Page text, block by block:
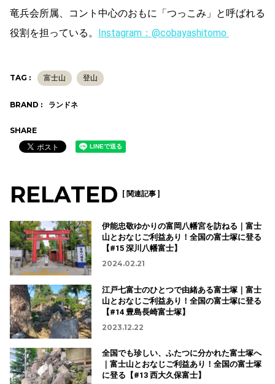
竜兵会所属、コント中心のおもに「つっこみ」と呼ばれる
役割を担っている。 Instagram：@cobayashitomo
TAG : 富士山 登山
BRAND : ランドネ
SHARE
RELATED [ 関連記事 ]
伊能忠敬ゆかりの富岡八幡宮を訪ねる｜富士
山とおなじご利益あり！全国の富士塚に登る
【#15 深川八幡富士】
2024.02.21
江戸七富士のひとつで由緒ある富士塚｜富士
山とおなじご利益あり！全国の富士塚に登る
【#14 豊島長崎富士塚】
2023.12.22
全国でも珍しい、ふたつに分かれた富士塚へ
｜富士山とおなじご利益あり！全国の富士塚
に登る【#13 西大久保富士】